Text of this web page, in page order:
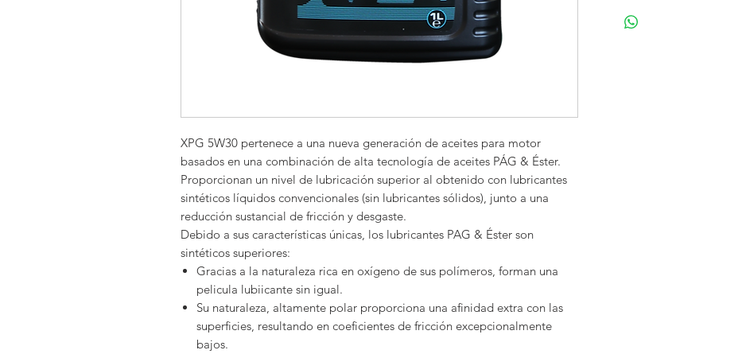
XPG 5W30 pertenece a una nueva generación de aceites para motor
basados en una combinación de alta tecnología de aceites PÁG & Éster.
Proporcionan un nivel de lubricación superior al obtenido con lubricantes
sintéticos líquidos convencionales (sin lubricantes sólidos), junto a una
reducción sustancial de fricción y desgaste.
Debido a sus características únicas, los lubricantes PAG & Éster son
sintéticos superiores:
Gracias a la naturaleza rica en oxígeno de sus polímeros, forman una
pelicula lubiicante sin igual.
Su naturaleza, altamente polar proporciona una afinidad extra con las
superficies, resultando en coeficientes de fricción excepcionalmente
bajos.